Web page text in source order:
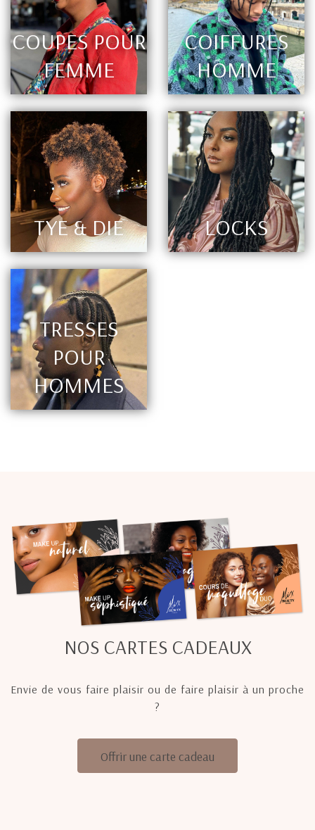
COUPES POUR
FEMME
COIFFURES
HOMME
TYE & DIE LOCKS
TRESSES
POUR
HOMMES
NOS CARTES CADEAUX
Envie de vous faire plaisir ou de faire plaisir à un proche
?
Offrir une carte cadeau